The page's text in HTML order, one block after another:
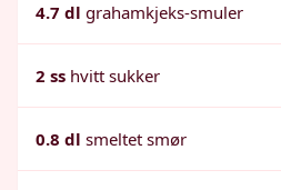
4.7 dl grahamkjeks-smuler
2 ss hvitt sukker
0.8 dl smeltet smør